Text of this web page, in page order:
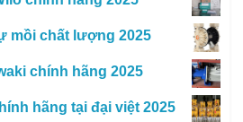
mồi chất lượng 2025
chính hãng 2025
hãng tại đại việt 2025